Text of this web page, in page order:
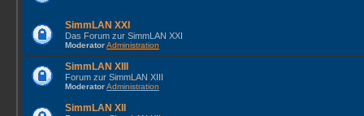
SimmLAN XXI
Das Forum zur SimmLAN XXI
ModeratorAdministration
SimmLAN XIII
Forum zur SimmLAN XIII
ModeratorAdministration
SimmLAN XII